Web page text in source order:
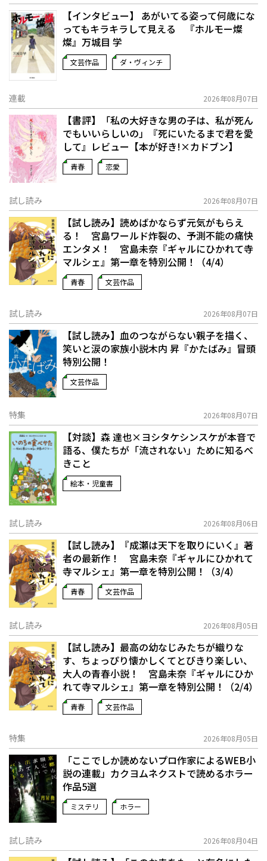
【インタビュー】 あがいてる姿って何歳にな
ってもキラキラして見える 『ホルモー燦
燦』万城目 学
文芸作品 ダ・ヴィンチ
連載 2026年08月07日
【書評】「私の大好きな男の子は、私が死ん
でもいいらしいの」――『死にいたるまで君を愛
して』レビュー【本が好き!×カドブン】
青春 恋愛
試し読み 2026年08月07日
【試し読み】読めばかならず元気がもらえ
る！ 宮島ワールド炸裂の、予測不能の痛快
エンタメ！ 宮島未奈『ギャルにひかれて寺
マルシェ』第一章を特別公開！（4/4）
青春 文芸作品
試し読み 2026年08月07日
【試し読み】血のつながらない親子を描く、
笑いと涙の家族小説――木内 昇『かたばみ』冒頭
特別公開！
文芸作品
特集 2026年08月07日
【対談】森 達也×ヨシタケシンスケが本音で
語る、僕たちが「流されない」ために知るべ
きこと
絵本・児童書
試し読み 2026年08月06日
【試し読み】『成瀬は天下を取りにいく』著
者の最新作！ 宮島未奈『ギャルにひかれて
寺マルシェ』第一章を特別公開！（3/4）
青春 文芸作品
試し読み 2026年08月05日
【試し読み】最高の幼なじみたちが織りな
す、ちょっぴり懐かしくてとびきり楽しい、
大人の青春小説！ 宮島未奈『ギャルにひか
れて寺マルシェ』第一章を特別公開！（2/4）
青春 文芸作品
特集 2026年08月05日
「ここでしか読めないプロ作家によるWEB小
説の連載」――カクヨムネクストで読めるホラー
作品5選
ミステリ ホラー
試し読み 2026年08月04日